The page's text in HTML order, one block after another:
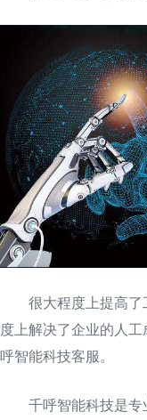
很大程度上提高
度上解决了企业的人
呼智能科技客服。
千呼智能科技是